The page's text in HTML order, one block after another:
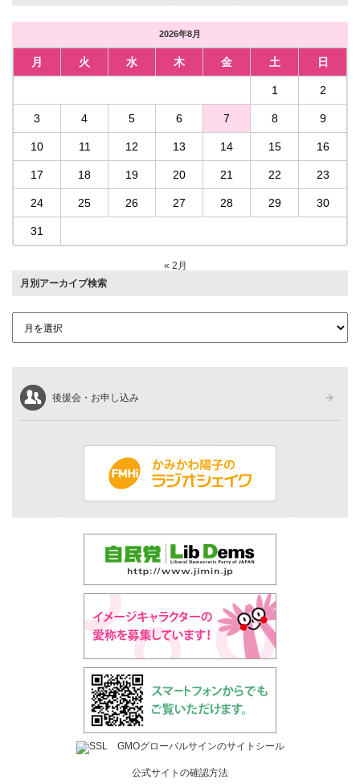
2026年8月
月 火 水 木 金 土 日
1 2
3 4 5 6 7 8 9
10 11 12 13 14 15 16
17 18 19 20 21 22 23
24 25 26 27 28 29 30
31
« 2月
月別アーカイブ検索
後援会・お申し込み
公式サイトの確認方法